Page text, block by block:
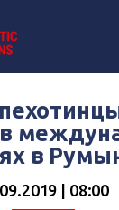
в
в
| 08:00